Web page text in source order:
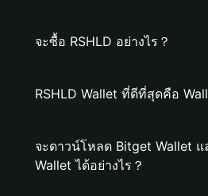
จะซื้อ RSHLD อย่างไร？
RSHLD Wallet ที่ดีที่สุดคือ
จะดาวน์โหลด Bitget Wallet แ
Wallet ได้อย่างไร？